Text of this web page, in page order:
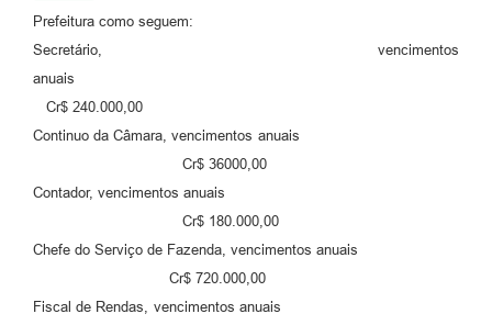
Prefeitura como seguem:
Secretário, vencimentos
anuais
Cr$ 240.000,00
Continuo da Câmara, vencimentos anuais
Cr$ 36000,00
Contador, vencimentos anuais
Cr$ 180.000,00
Chefe do Serviço de Fazenda, vencimentos anuais
Cr$ 720.000,00
Fiscal de Rendas, vencimentos anuais